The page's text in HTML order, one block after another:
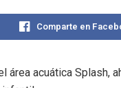
Comparte en
área acuática Splash,